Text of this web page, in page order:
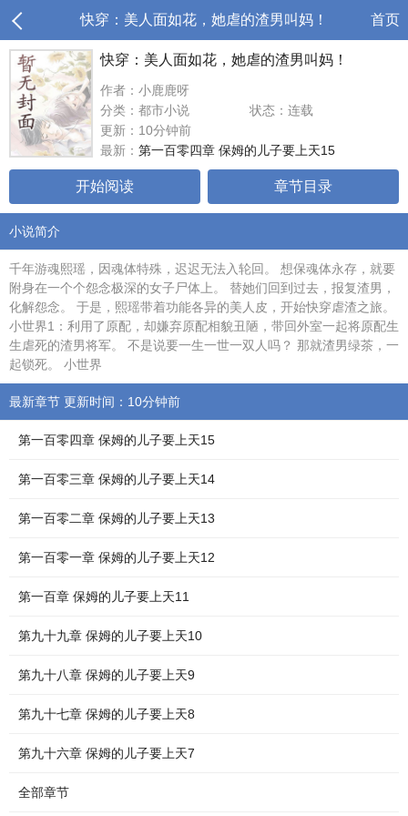
快穿：美人面如花，她虐的渣男叫妈！ 首页
快穿：美人面如花，她虐的渣男叫妈！
作者：小鹿鹿呀
分类：都市小说
状态：连载
更新：10分钟前
最新： 第一百零四章 保姆的儿子要上天15
开始阅读 章节目录
小说简介
千年游魂熙瑶，因魂体特殊，迟迟无法入轮回。 想保魂体永存，就要
附身在一个个怨念极深的女子尸体上。 替她们回到过去，报复渣男，
化解怨念。 于是，熙瑶带着功能各异的美人皮，开始快穿虐渣之旅。
小世界1：利用了原配，却嫌弃原配相貌丑陋，带回外室一起将原配生
生虐死的渣男将军。 不是说要一生一世一双人吗？ 那就渣男绿茶，一
起锁死。 小世界
最新章节 更新时间：10分钟前
第一百零四章 保姆的儿子要上天15
第一百零三章 保姆的儿子要上天14
第一百零二章 保姆的儿子要上天13
第一百零一章 保姆的儿子要上天12
第一百章 保姆的儿子要上天11
第九十九章 保姆的儿子要上天10
第九十八章 保姆的儿子要上天9
第九十七章 保姆的儿子要上天8
第九十六章 保姆的儿子要上天7
全部章节